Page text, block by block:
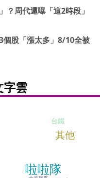
？周代運曝「這2時段」
股「漲太多」8/10全被
字雲
其他
啦啦隊
台鐵